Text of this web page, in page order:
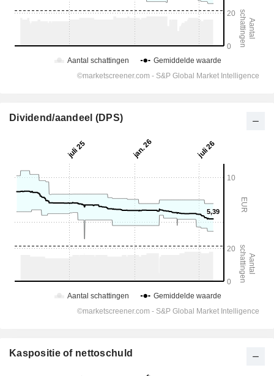
Dividend/aandeel (DPS)
Kaspositie of nettoschuld